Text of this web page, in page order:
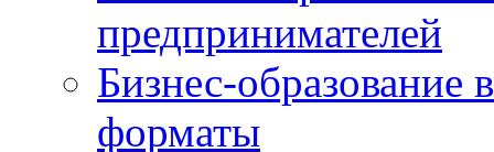
предпринимателей
Бизнес-образование
форматы